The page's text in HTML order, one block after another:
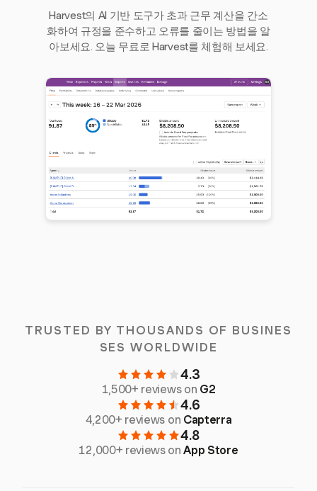
Harvest의 AI 기반 도구가 초과 근무 계산을 간소
화하여 규정을 준수하고 오류를 줄이는 방법을 알
아보세요. 오늘 무료로 Harvest를 체험해 보세요.
TRUSTED BY THOUSANDS OF BUSINES
SES WORLDWIDE
4.3
1,500+ reviews on G2
4.6
4,200+ reviews on Capterra
4.8
12,000+ reviews onApp Store